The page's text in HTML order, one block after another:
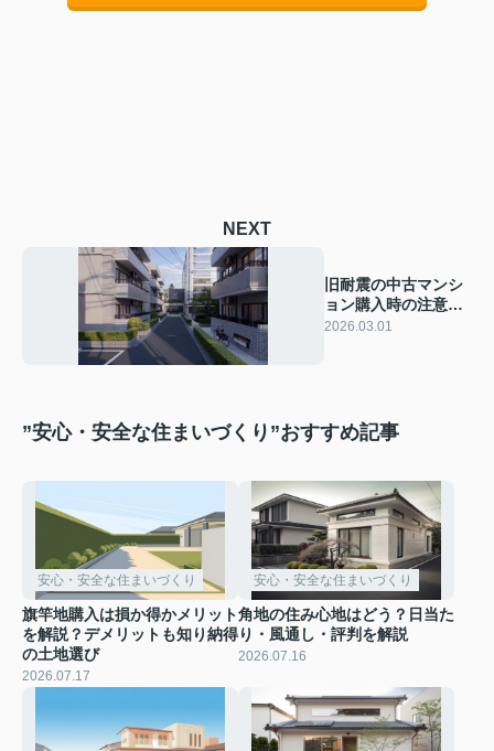
NEXT
旧耐震の中古マンシ
ョン購入時の注意点
は？押さえておきた
2026.03.01
”安心・安全な住まいづくり”おすすめ記事
安心・安全な住まいづくり
旗竿地購入は損か得かメリット
を解説？デメリットも知り納得
の土地選び
2026.07.17
安心・安全な住まいづくり
角地の住み心地はどう？日当た
り・風通し・評判を解説
2026.07.16